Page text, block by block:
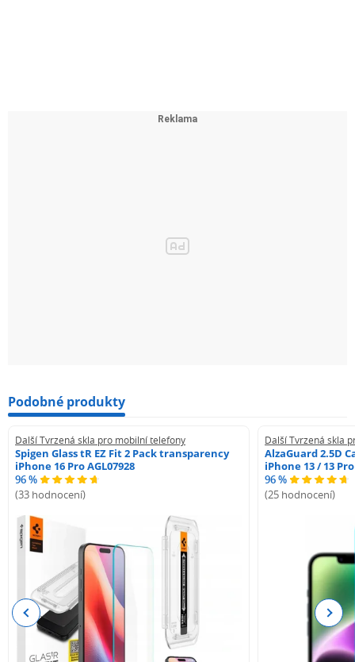
Podobné produkty
Další Tvrzená skla pro mobilní telefony
Spigen Glass tR EZ Fit 2 Pack transparency
iPhone 16 Pro AGL07928
96 %
(33 hodnocení)
Další Tvrzená skla
AlzaGuard 2.5D
iPhone 13 / 13 Pro
96 %
(25 hodnocení)
Previous Next